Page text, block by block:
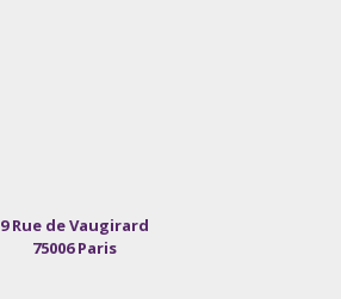
9 Rue de Vaugirard
75006 Paris